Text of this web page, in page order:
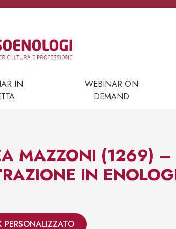
IN
WEBINAR ON
DEMAND
MAZZONI (1269) –
IN
PERSONALIZZATO